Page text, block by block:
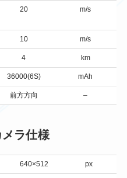
20 m/s
10 m/s
4 km
36000(6S) mAh
前方方向 –
ラ仕様
640×512 px